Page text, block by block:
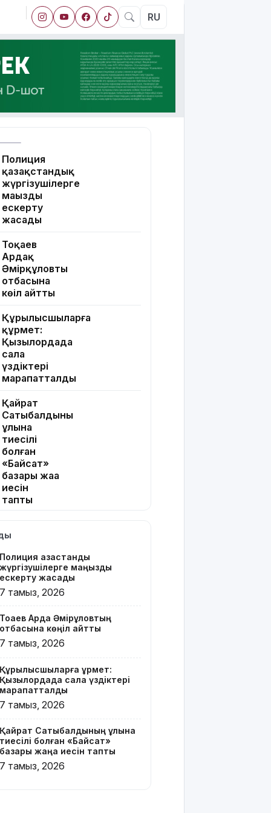
RU
Полиция
қазақстандық
жүргізушілерге
маңызды
ескерту
жасады
Тоқаев
Ардақ
Әмірқұловтың
отбасына
көңіл айтты
Құрылысшыларға
құрмет:
Қызылордада
сала
үздіктері
марапатталды
Қайрат
Сатыбалдының
ұлына
тиесілі
болған
«Байсат»
базары жаңа
иесін
тапты
Z белгісі
киген
жолаушы
қызу
талқыға
Президент
Солтүстік
облысының
90
жылдығымен
құттықтады
Телефон
алаяқтығының
жаңа түрі
туралы
Полиция қазақстандық
жүргізушілерге маңызды
ескерту жасады
7 тамыз, 2026
Тоқаев Ардақ Әмірқұловтың
отбасына көңіл айтты
7 тамыз, 2026
Құрылысшыларға құрмет:
Қызылордада сала үздіктері
марапатталды
7 тамыз, 2026
Қайрат Сатыбалдының ұлына
тиесілі болған «Байсат»
базары жаңа иесін тапты
7 тамыз, 2026